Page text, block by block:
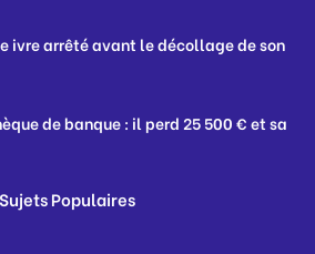
ivre arrêté avant le décollage de son
de banque : il perd 25 500 € et sa
Sujets Populaires